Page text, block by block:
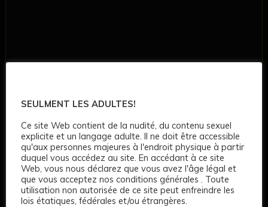
SEULMENT LES ADULTES!
Ce site Web contient de la nudité, du contenu sexuel
explicite et un langage adulte. Il ne doit être accessible
qu'aux personnes majeures à l'endroit physique à partir
duquel vous accédez au site. En accédant à ce site
Web, vous nous déclarez que vous avez l'âge légal et
que vous acceptez nos conditions générales . Toute
utilisation non autorisée de ce site peut enfreindre les
lois étatiques, fédérales et/ou étrangères.